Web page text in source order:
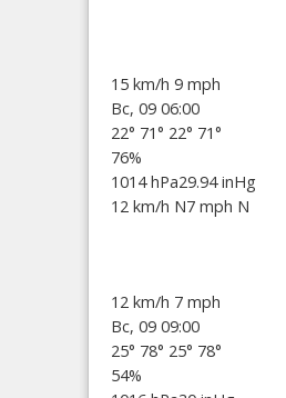
15 km/h 9 mph
Вс, 09 06:00
22° 71° 22° 71°
76%
1014 hPa29.94 inHg
12 km/h N7 mph N
12 km/h 7 mph
Вс, 09 09:00
25° 78° 25° 78°
54%